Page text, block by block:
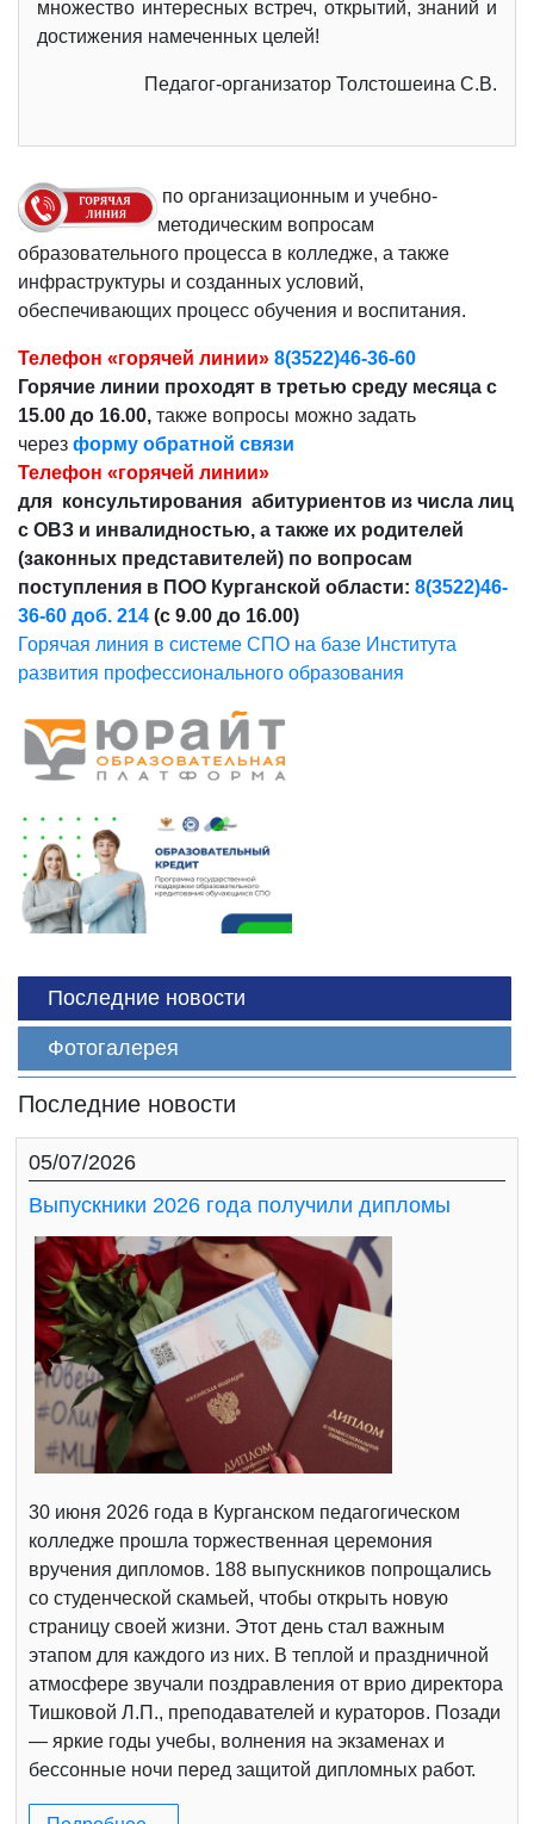
множество интересных встреч, открытий, знаний и
достижения намеченных целей!
Педагог-организатор Толстошеина С.В.
по организационным и учебно-
методическим вопросам
образовательного процесса в колледже, а также
инфраструктуры и созданных условий,
обеспечивающих процесс обучения и воспитания.
Телефон «горячей линии» 8(3522)46-36-60
Горячие линии проходят в третью среду месяца с
15.00 до 16.00, также вопросы можно задать
через форму обратной связи
Телефон «горячей линии»
для консультирования абитуриентов из числа лиц
с ОВЗ и инвалидностью, а также их родителей
(законных представителей) по вопросам
поступления в ПОО Курганской области: 8(3522)46-
36-60 доб. 214 (с 9.00 до 16.00)
Горячая линия в системе СПО на базе Института
развития профессионального образования
Последние новости
Фотогалерея
Последние новости
05/07/2026
Выпускники 2026 года получили дипломы
30 июня 2026 года в Курганском педагогическом
колледже прошла торжественная церемония
вручения дипломов. 188 выпускников попрощались
со студенческой скамьей, чтобы открыть новую
страницу своей жизни. Этот день стал важным
этапом для каждого из них. В теплой и праздничной
атмосфере звучали поздравления от врио директора
Тишковой Л.П., преподавателей и кураторов. Позади
— яркие годы учебы, волнения на экзаменах и
бессонные ночи перед защитой дипломных работ.